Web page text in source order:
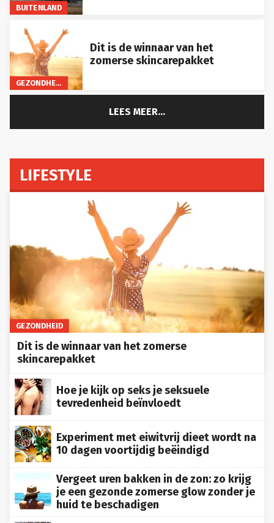
BUITENLAND
GEZONDHEID
Dit is de winnaar van het
zomerse skincarepakket
LEES MEER...
LIFESTYLE
GEZONDHEID
Dit is de winnaar van het zomerse
skincarepakket
Hoe je kijk op seks je seksuele
tevredenheid beïnvloedt
Experiment met eiwitvrij dieet wordt na
10 dagen voortijdig beëindigd
Vergeet uren bakken in de zon: zo krijg
je een gezonde zomerse glow zonder je
huid te beschadigen